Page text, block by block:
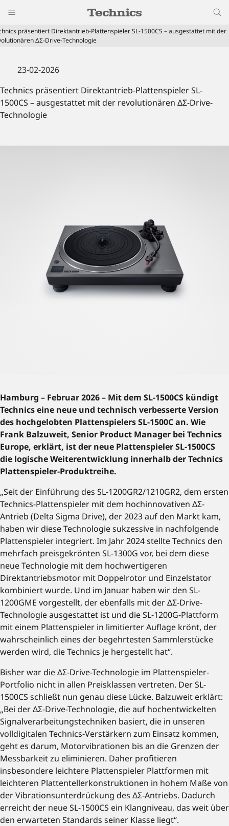
präsentiert Direktantrieb-Plattenspieler SL-1500CS – ausgestattet mit der
ΔΣ-Drive-Technologie
23-02-2026
Technics präsentiert Direktantrieb-Plattenspieler SL-
1500CS – ausgestattet mit der revolutionären ΔΣ-Drive-
Technologie
Hamburg – Februar 2026 – Mit dem SL-1500CS kündigt
Technics eine neue und technisch verbesserte Version
des hochgelobten Plattenspielers SL-1500C an. Wie
Frank Balzuweit, Senior Product Manager bei Technics
Europe, erklärt, ist der neue Plattenspieler SL-1500CS
die logische Weiterentwicklung innerhalb der Technics
Plattenspieler-Produktreihe.
„Seit der Einführung des SL-1200GR2/1210GR2, dem ersten
Technics-Plattenspieler mit dem hochinnovativen ΔΣ-
Antrieb (Delta Sigma Drive), der 2023 auf den Markt kam,
haben wir diese Technologie sukzessive in nachfolgende
Plattenspieler integriert. Im Jahr 2024 stellte Technics den
mehrfach preisgekrönten SL-1300G vor, bei dem diese
neue Technologie mit dem hochwertigeren
Direktantriebsmotor mit Doppelrotor und Einzelstator
kombiniert wurde. Und im Januar haben wir den SL-
1200GME vorgestellt, der ebenfalls mit der ΔΣ-Drive-
Technologie ausgestattet ist und die SL-1200G-Plattform
mit einem Plattenspieler in limitierter Auflage krönt, der
wahrscheinlich eines der begehrtesten Sammlerstücke
werden wird, die Technics je hergestellt hat“.
Bisher war die ΔΣ-Drive-Technologie im Plattenspieler-
Portfolio nicht in allen Preisklassen vertreten. Der SL-
1500CS schließt nun genau diese Lücke. Balzuweit erklärt:
„Bei der ΔΣ-Drive-Technologie, die auf hochentwickelten
Signalverarbeitungstechniken basiert, die in unseren
volldigitalen Technics-Verstärkern zum Einsatz kommen,
geht es darum, Motorvibrationen bis an die Grenzen der
Messbarkeit zu eliminieren. Daher profitieren
insbesondere leichtere Plattenspieler Plattformen mit
leichteren Plattentellerkonstruktionen in hohem Maße von
der Vibrationsunterdrückung des ΔΣ-Antriebs. Dadurch
erreicht der neue SL-1500CS ein Klangniveau, das weit über
den erwarteten Standards seiner Klasse liegt“.